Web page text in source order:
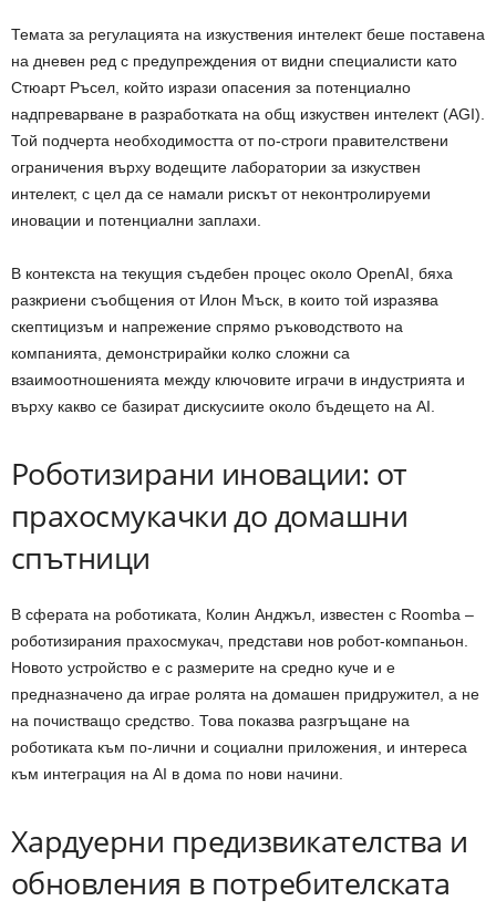
Темата за регулацията на изкуствения интелект беше поставена
на дневен ред с предупреждения от видни специалисти като
Стюарт Ръсел, който изрази опасения за потенциално
надпреварване в разработката на общ изкуствен интелект (AGI).
Той подчерта необходимостта от по-строги правителствени
ограничения върху водещите лаборатории за изкуствен
интелект, с цел да се намали рискът от неконтролируеми
иновации и потенциални заплахи.
В контекста на текущия съдебен процес около OpenAI, бяха
разкриени съобщения от Илон Мъск, в които той изразява
скептицизъм и напрежение спрямо ръководството на
компанията, демонстрирайки колко сложни са
взаимоотношенията между ключовите играчи в индустрията и
върху какво се базират дискусиите около бъдещето на AI.
Роботизирани иновации: от
прахосмукачки до домашни
спътници
В сферата на роботиката, Колин Анджъл, известен с Roomba –
роботизирания прахосмукач, представи нов робот-компаньон.
Новото устройство е с размерите на средно куче и е
предназначено да играе ролята на домашен придружител, а не
на почистващо средство. Това показва разгръщане на
роботиката към по-лични и социални приложения, и интереса
към интеграция на AI в дома по нови начини.
Хардуерни предизвикателства и
обновления в потребителската